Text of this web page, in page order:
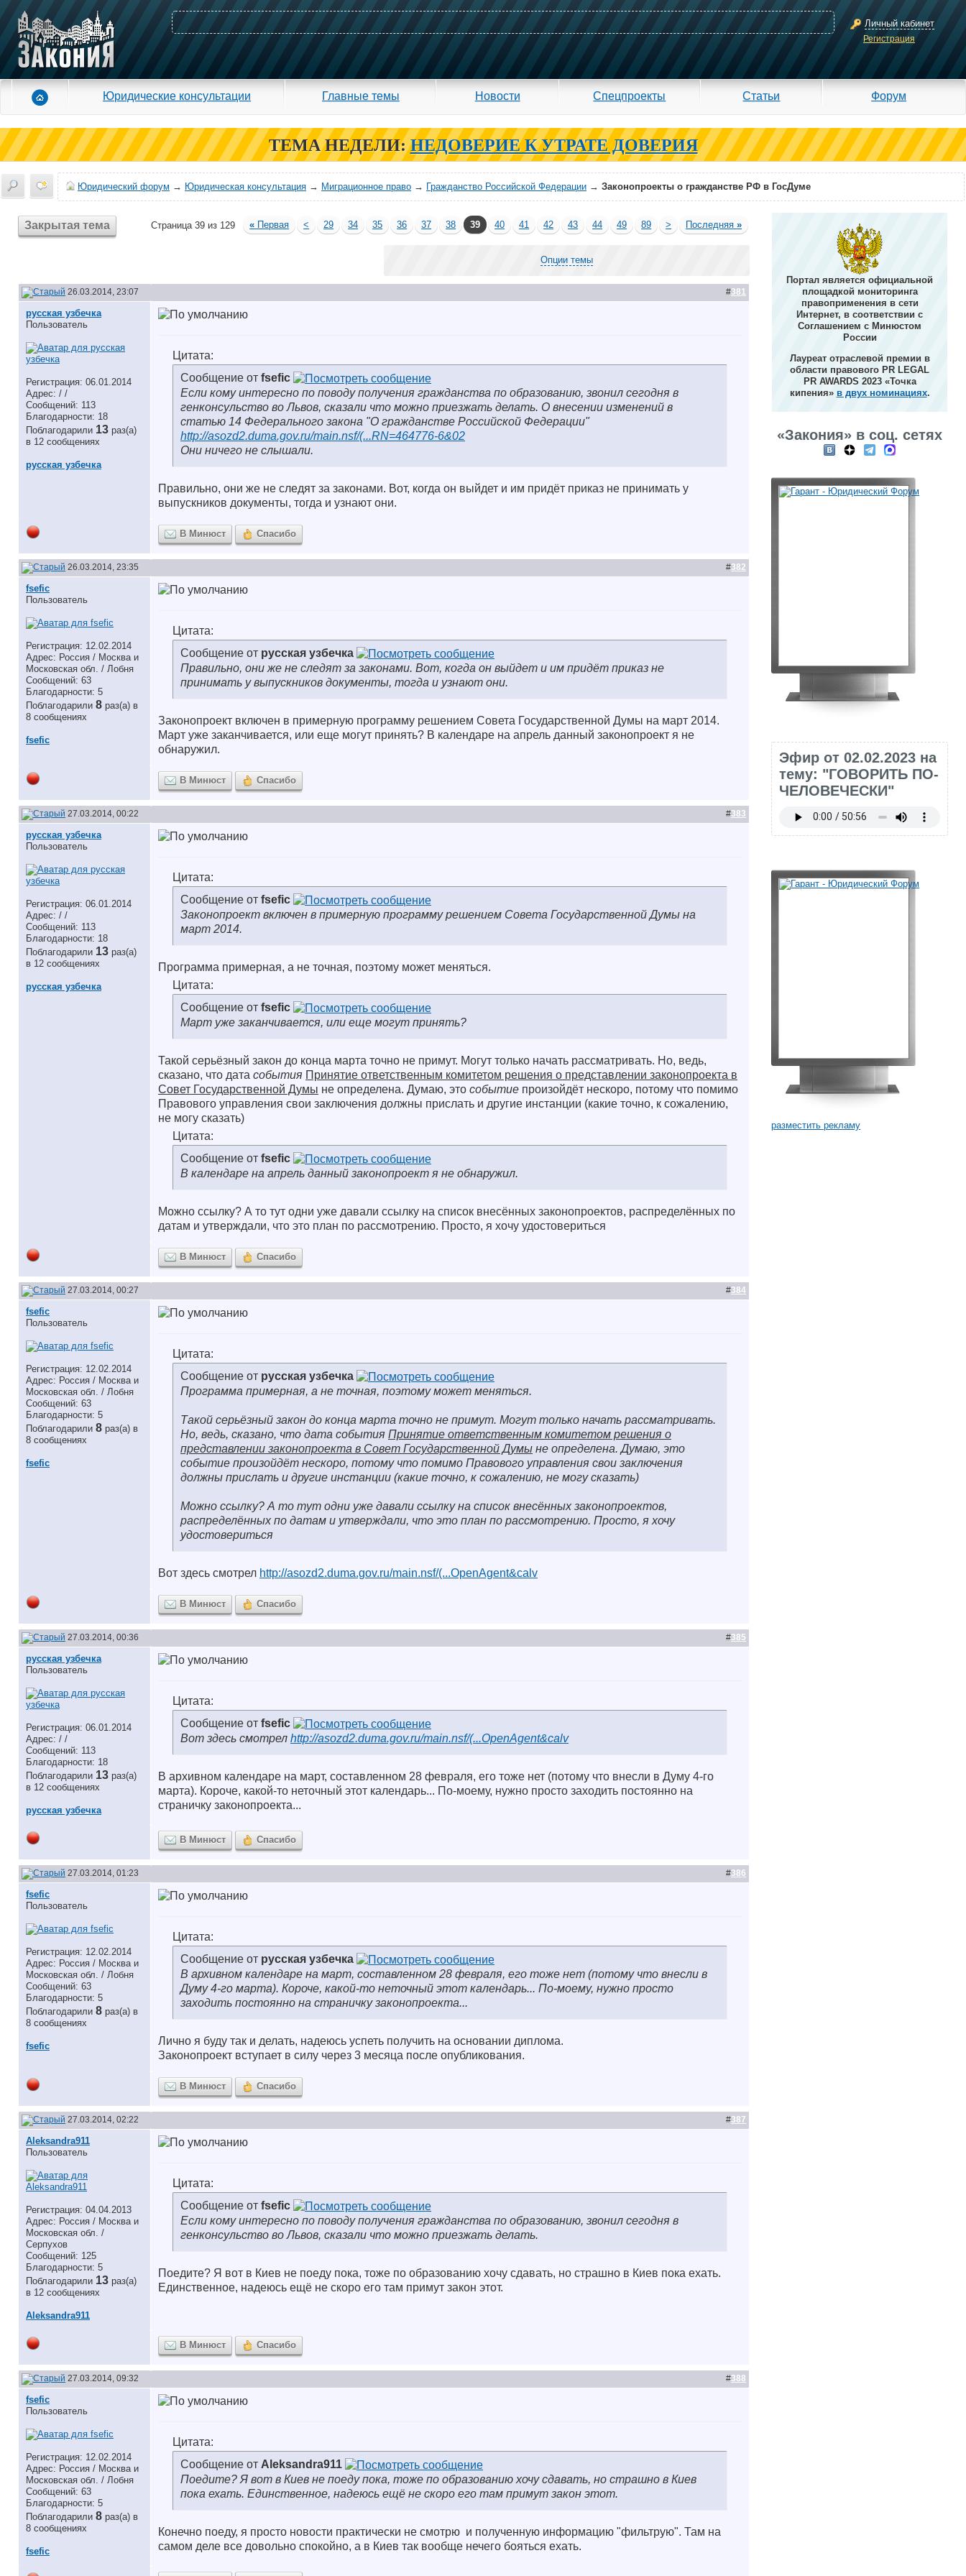
Личный кабинет
Регистрация
Юридические консультации Главные темы Новости Спецпроекты Статьи Форум
ТЕМА НЕДЕЛИ: НЕДОВЕРИЕ К УТРАТЕ ДОВЕРИЯ
Юридический форум → Юридическая консультация → Миграционное право → Гражданство Российской Федерации → Законопроекты о гражданстве РФ в ГосДуме
Закрытая тема Страница 39 из 129 « Первая < 29 34 35 36 37 38 39 40 41 42 43 44 49 89 > Последняя»
Опции темы
26.03.2014, 23:07 #381
русская узбечка
Пользователь
Регистрация: 06.01.2014
Адрес: / /
Сообщений: 113
Благодарности: 18
Поблагодарили 13 раз(а)
в 12 сообщениях
русская узбечка
Цитата:
Сообщение от fsefic
Если кому интересно по поводу получения гражданства по образованию, звонил сегодня в
генконсульство во Львов, сказали что можно приезжать делать. О внесении изменений в
статью 14 Федерального закона "О гражданстве Российской Федерации"
http://asozd2.duma.gov.ru/main.nsf/(...RN=464776-6&02
Они ничего не слышали.
Правильно, они же не следят за законами. Вот, когда он выйдет и им придёт приказ не принимать у
выпускников документы, тогда и узнают они.
В Минюст Спасибо
26.03.2014, 23:35 #382
fsefic
Пользователь
Регистрация: 12.02.2014
Адрес: Россия / Москва и
Московская обл. / Лобня
Сообщений: 63
Благодарности: 5
Поблагодарили 8 раз(а) в
8 сообщениях
fsefic
Цитата:
Сообщение от русская узбечка
Правильно, они же не следят за законами. Вот, когда он выйдет и им придёт приказ не
принимать у выпускников документы, тогда и узнают они.
Законопроект включен в примерную программу решением Совета Государственной Думы на март 2014.
Март уже заканчивается, или еще могут принять? В календаре на апрель данный законопроект я не
обнаружил.
В Минюст Спасибо
27.03.2014, 00:22 #383
русская узбечка
Пользователь
Регистрация: 06.01.2014
Адрес: / /
Сообщений: 113
Благодарности: 18
Поблагодарили 13 раз(а)
в 12 сообщениях
русская узбечка
Цитата:
Сообщение от fsefic
Законопроект включен в примерную программу решением Совета Государственной Думы на
март 2014.
Программа примерная, а не точная, поэтому может меняться.
Цитата:
Сообщение от fsefic
Март уже заканчивается, или еще могут принять?
Такой серьёзный закон до конца марта точно не примут. Могут только начать рассматривать. Но, ведь,
сказано, что дата события Принятие ответственным комитетом решения о представлении законопроекта в
Совет Государственной Думы не определена. Думаю, это событие произойдёт нескоро, потому что помимо
Правового управления свои заключения должны прислать и другие инстанции (какие точно, к сожалению,
не могу сказать)
Цитата:
Сообщение от fsefic
В календаре на апрель данный законопроект я не обнаружил.
Можно ссылку? А то тут одни уже давали ссылку на список внесённых законопроектов, распределённых по
датам и утверждали, что это план по рассмотрению. Просто, я хочу удостовериться
В Минюст Спасибо
27.03.2014, 00:27 #384
fsefic
Пользователь
Регистрация: 12.02.2014
Адрес: Россия / Москва и
Московская обл. / Лобня
Сообщений: 63
Благодарности: 5
Поблагодарили 8 раз(а) в
8 сообщениях
fsefic
Цитата:
Сообщение от русская узбечка
Программа примерная, а не точная, поэтому может меняться.
Такой серьёзный закон до конца марта точно не примут. Могут только начать рассматривать.
Но, ведь, сказано, что дата события Принятие ответственным комитетом решения о
представлении законопроекта в Совет Государственной Думы не определена. Думаю, это
событие произойдёт нескоро, потому что помимо Правового управления свои заключения
должны прислать и другие инстанции (какие точно, к сожалению, не могу сказать)
Можно ссылку? А то тут одни уже давали ссылку на список внесённых законопроектов,
распределённых по датам и утверждали, что это план по рассмотрению. Просто, я хочу
удостовериться
Вот здесь смотрел http://asozd2.duma.gov.ru/main.nsf/(...OpenAgent&calv
В Минюст Спасибо
27.03.2014, 00:36 #385
русская узбечка
Пользователь
Регистрация: 06.01.2014
Адрес: / /
Сообщений: 113
Благодарности: 18
Поблагодарили 13 раз(а)
в 12 сообщениях
русская узбечка
Цитата:
Сообщение от fsefic
Вот здесь смотрел http://asozd2.duma.gov.ru/main.nsf/(...OpenAgent&calv
В архивном календаре на март, составленном 28 февраля, его тоже нет (потому что внесли в Думу 4-го
марта). Короче, какой-то неточный этот календарь... По-моему, нужно просто заходить постоянно на
страничку законопроекта...
В Минюст Спасибо
27.03.2014, 01:23 #386
fsefic
Пользователь
Регистрация: 12.02.2014
Адрес: Россия / Москва и
Московская обл. / Лобня
Сообщений: 63
Благодарности: 5
Поблагодарили 8 раз(а) в
8 сообщениях
fsefic
Цитата:
Сообщение от русская узбечка
В архивном календаре на март, составленном 28 февраля, его тоже нет (потому что внесли в
Думу 4-го марта). Короче, какой-то неточный этот календарь... По-моему, нужно просто
заходить постоянно на страничку законопроекта...
Лично я буду так и делать, надеюсь успеть получить на основании диплома.
Законопроект вступает в силу через 3 месяца после опубликования.
В Минюст Спасибо
27.03.2014, 02:22 #387
Aleksandra911
Пользователь
Регистрация: 04.04.2013
Адрес: Россия / Москва и
Московская обл. /
Серпухов
Сообщений: 125
Благодарности: 5
Поблагодарили 13 раз(а)
в 12 сообщениях
Aleksandra911
Цитата:
Сообщение от fsefic
Если кому интересно по поводу получения гражданства по образованию, звонил сегодня в
генконсульство во Львов, сказали что можно приезжать делать.
Поедите? Я вот в Киев не поеду пока, тоже по образованию хочу сдавать, но страшно в Киев пока ехать.
Единственное, надеюсь ещё не скоро его там примут закон этот.
В Минюст Спасибо
27.03.2014, 09:32 #388
fsefic
Пользователь
Регистрация: 12.02.2014
Адрес: Россия / Москва и
Московская обл. / Лобня
Сообщений: 63
Благодарности: 5
Поблагодарили 8 раз(а) в
8 сообщениях
fsefic
Цитата:
Сообщение от Aleksandra911
Поедите? Я вот в Киев не поеду пока, тоже по образованию хочу сдавать, но страшно в Киев
пока ехать. Единственное, надеюсь ещё не скоро его там примут закон этот.
Конечно поеду, я просто новости практически не смотрю и полученную информацию "фильтрую". Там на
самом деле все довольно спокойно, а в Киев так вообще нечего бояться ехать.
Портал является официальной
площадкой мониторинга
правоприменения в сети
Интернет, в соответствии с
Соглашением с Минюстом
России
Лауреат отраслевой премии в
области правового PR LEGAL
PR AWARDS 2023 «Точка
кипения» в двух номинациях.
«Закония» в соц. сетях
Эфир от 02.02.2023 на
тему: "ГОВОРИТЬ ПО-
ЧЕЛОВЕЧЕСКИ"
разместить рекламу